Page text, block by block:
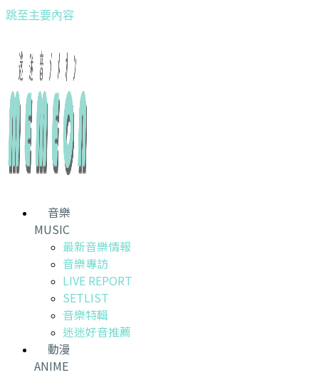
跳至主要內容
音樂
MUSIC
最新音樂情報
音樂專訪
LIVE REPORT
SETLIST
音樂特輯
迷迷好音推薦
動漫
ANIME